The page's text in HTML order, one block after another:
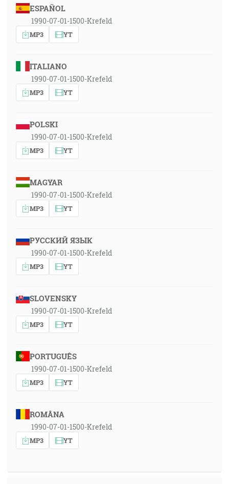
ESPAÑOL
1990-07-01-1500-Krefeld
MP3 YT
ITALIANO
1990-07-01-1500-Krefeld
MP3 YT
POLSKI
1990-07-01-1500-Krefeld
MP3 YT
MAGYAR
1990-07-01-1500-Krefeld
MP3 YT
РУССКИЙ ЯЗЫК
1990-07-01-1500-Krefeld
MP3 YT
SLOVENSKY
1990-07-01-1500-Krefeld
MP3 YT
PORTUGUÊS
1990-07-01-1500-Krefeld
MP3 YT
ROMÂNA
1990-07-01-1500-Krefeld
MP3 YT